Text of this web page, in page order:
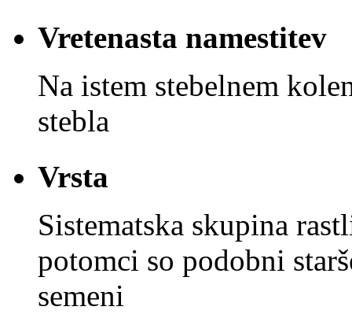
Vretenasta namestitev
Na istem stebelnem
stebla
Vrsta
Sistematska skupina
potomci so podobni
semeni